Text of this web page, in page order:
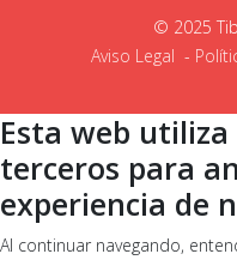
© 2025
Aviso Legal -
Esta web
terceros para
experiencia de
Al continuar navegando,